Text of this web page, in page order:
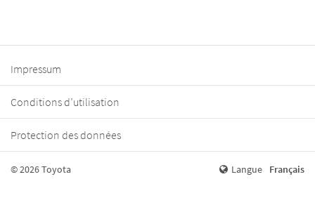
Impressum
Conditions d’utilisation
Protection des données
© 2026 Toyota Langue Français